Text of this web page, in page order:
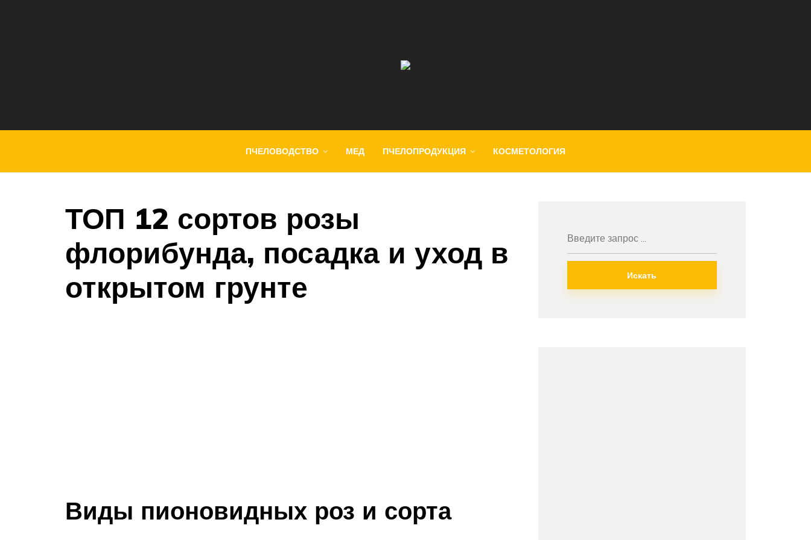
ПЧЕЛОВОДСТВО МЕД ПЧЕЛОПРОДУКЦИЯ КОСМЕТОЛОГИЯ
ТОП 12 сортов розы
флорибунда, посадка и уход в
открытом грунте
Виды пионовидных роз и сорта
Искать